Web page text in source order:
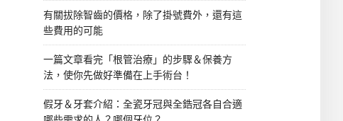
有關拔除智齒的價格，除了掛號費外，還有這
些費用的可能
一篇文章看完「根管治療」的步驟＆保養方
法，使你先做好準備在上手術台！
假牙＆牙套介紹：全瓷牙冠與全鋯冠各自合適